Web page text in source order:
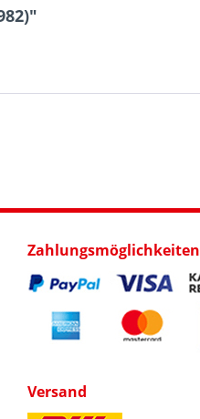
Zahlungsmöglichkeiten
Versand